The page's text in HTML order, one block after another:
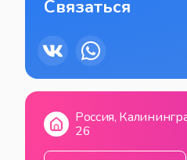
Связаться
Россия,
26